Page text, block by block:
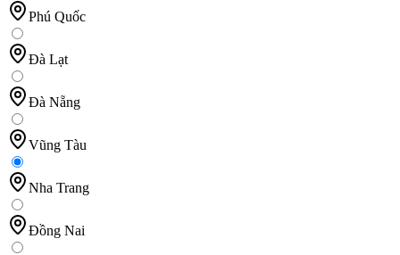
Phú Quốc
Đà Lạt
Đà Nẵng
Vũng Tàu
Nha Trang
Đồng Nai